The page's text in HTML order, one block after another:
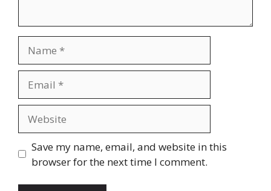
Save my name, email, and website in this
browser for the next time I comment.